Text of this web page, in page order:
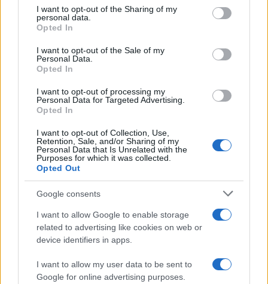
not limited to your visit or usage behaviour. You may click to
grant or deny consent to Google and its third-party tags to
use your data for below specified purposes in below Google
consent section.
I want to opt-out of the Sharing of my
personal data.
Opted In
I want to opt-out of the Sale of my
Personal Data.
Opted In
I want to opt-out of processing my
Personal Data for Targeted Advertising.
Opted In
I want to opt-out of Collection, Use,
Retention, Sale, and/or Sharing of my
Personal Data that Is Unrelated with the
Purposes for which it was collected.
Opted Out
Google consents
I want to allow Google to enable storage
related to advertising like cookies on web or
device identifiers in apps.
I want to allow my user data to be sent to
Google for online advertising purposes.
Continua a leggere
BASKET
Europeo Under 18 femminile: l’Italia supera
l’Ungheria in rimonta e vola ai quarti
Ilaria Mauri · 6 Ago 2026
BASKET